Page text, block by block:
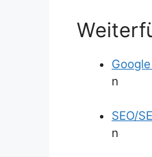
n
SEO/
n